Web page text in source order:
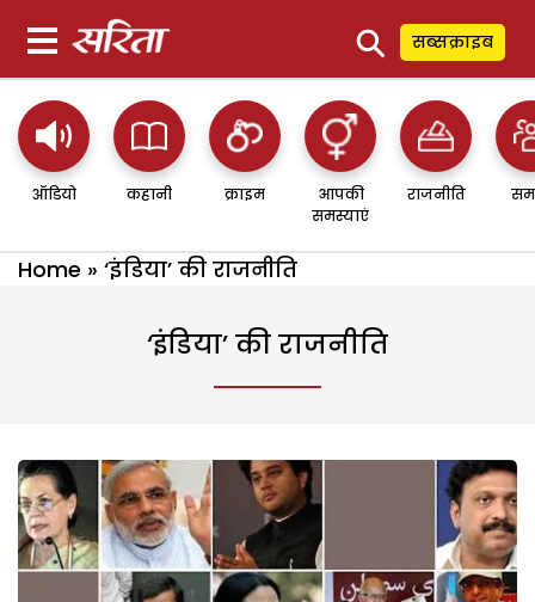
⚲ सब्सक्राइब
ऑडियो कहानी क्राइम
आपकी
समस्याएं
राजनीति
Home » ‘इंडिया’ की राजनीति
‘इंडिया’ की राजनीति